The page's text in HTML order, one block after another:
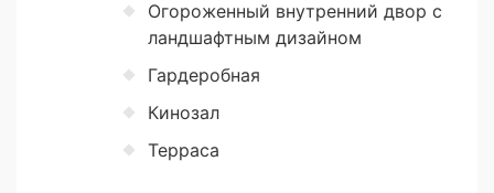
Огороженный внутренний двор с
ландшафтным дизайном
Гардеробная
Кинозал
Терраса